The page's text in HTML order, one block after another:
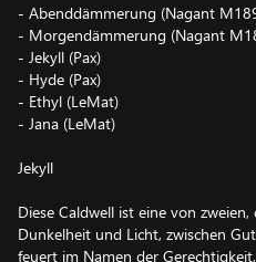
- Abenddämmerung (Nagant
- Morgendämmerung (Nagant
- Jekyll (Pax)
- Hyde (Pax)
- Ethyl (LeMat)
- Jana (LeMat)
Jekyll
Diese Caldwell ist eine von
Dunkelheit und Licht, zwischen
feuert im Namen der